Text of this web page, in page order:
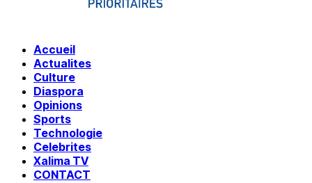
Accueil
Actualites
Culture
Diaspora
Opinions
Sports
Technologie
Celebrites
Xalima TV
CONTACT